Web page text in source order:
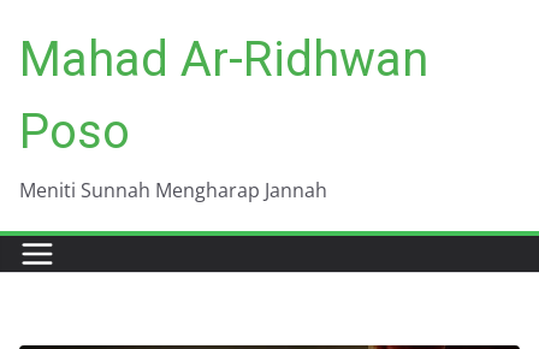
content
Mahad Ar-Ridhwan
Poso
Meniti Sunnah Mengharap Jannah